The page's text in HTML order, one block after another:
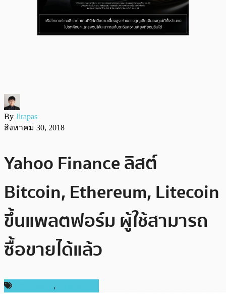
By Jirapas
สิงหาคม 30, 2018
Yahoo Finance ลิสต์
Bitcoin, Ethereum, Litecoin
ขึ้นแพลตฟอร์ม ผู้ใช้สามารถ
ซื้อขายได้แล้ว
,